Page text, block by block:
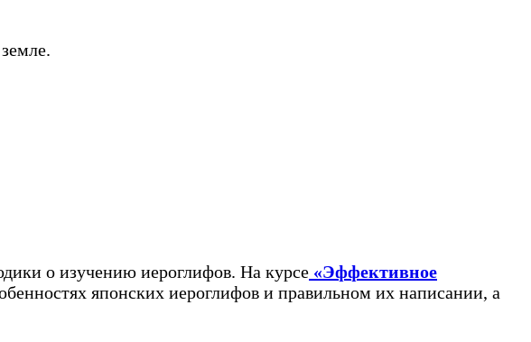
о изучению иероглифов. На курсе «Эффективное
японских иероглифов и правильном их написании, а